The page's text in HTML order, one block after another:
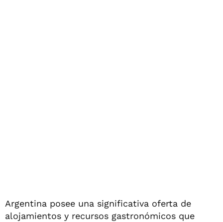
Argentina posee una significativa oferta de
alojamientos y recursos gastronómicos que